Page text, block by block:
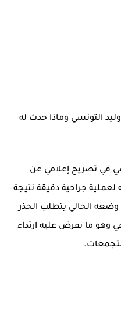
التونسي وماذا حدث له
في تصريح إعلامي عن
جراحية دقيقة نتيجة
الحالي يتطلب الحذر
ما يفرض عليه ارتداء